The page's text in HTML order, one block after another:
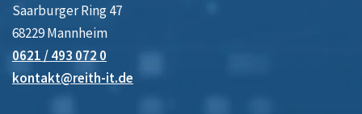
Saarburger Ring 47
68229 Mannheim
0621 / 493 072 0
kontakt@reith-it.de